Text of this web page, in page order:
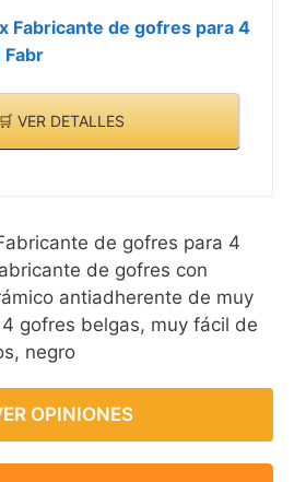
Fabricante de gofres para 4
🛒 VER DETALLES
de gofres para 4
de gofres con
antiadherente de muy
gofres belgas, muy fácil de
negro
OPINIONES